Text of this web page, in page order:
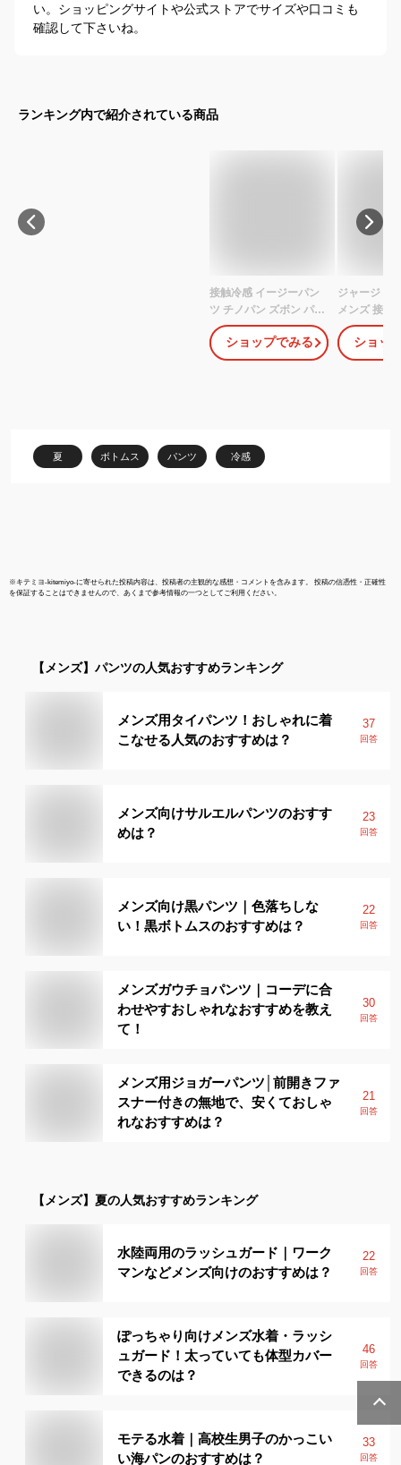
い。ショッピングサイトや公式ストアでサイズや口コミも
確認して下さいね。
ランキング内で紹介されている商品
接触冷感 イージーパン
ツ チノパン ズボン パン
ツ 冷感パンツ メンズ ス
トレッチ 伸縮 速乾 夏 ゴ
ルフ 涼しい メンズパン
メール便で送料無料 2枚
は2通
ショップでみる
ジャージ パ
メンズ 接触
プドパンツ
スポーツウ
パンツ メン
ショッ
夏 ボトムス パンツ 冷感
※キテミヨ-kitemiyo-に寄せられた投稿内容は、投稿者の主観的な感想・コメントを含みます。 投稿の信憑性・正確性
を保証することはできませんので、あくまで参考情報の一つとしてご利用ください。
【メンズ】 パンツの人気おすすめランキング
メンズ用タイパンツ！おしゃれに着
こなせる人気のおすすめは？
37
回答
メンズ向けサルエルパンツのおすす
めは？
23
回答
メンズ向け黒パンツ｜色落ちしな
い！黒ボトムスのおすすめは？
22
回答
メンズガウチョパンツ｜コーデに合
わせやすおしゃれなおすすめを教え
て！
30
回答
メンズ用ジョガーパンツ│前開きファ
スナー付きの無地で、安くておしゃ
れなおすすめは？
21
回答
【メンズ】 夏の人気おすすめランキング
水陸両用のラッシュガード｜ワーク
マンなどメンズ向けのおすすめは？
22
回答
ぽっちゃり向けメンズ水着・ラッシ
ュガード！太っていても体型カバー
できるのは？
46
回答
モテる水着｜高校生男子のかっこい
い海パンのおすすめは？
33
回答